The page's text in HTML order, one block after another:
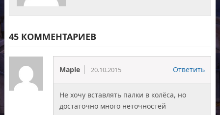
45 КОММЕНТАРИЕВ
Maple 20.10.2015 Ответить
Не хочу вставлять палки в колёса, но
достаточно много неточностей